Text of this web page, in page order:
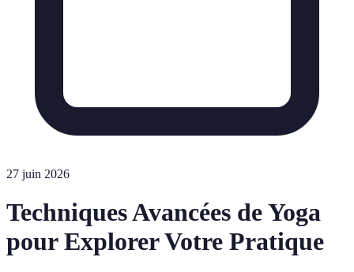
27 juin 2026
Techniques Avancées de Yoga
pour Explorer Votre Pratique